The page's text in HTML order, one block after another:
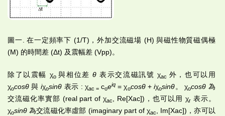
圖一. 在一定頻率下 (1/T)，外加交流磁場 (H) 與磁性物質磁偶極
(M) 的時間差 (Δt) 及震幅差 (Vpp)。
除了以震幅 χo與相位差θ表示交流磁訊號 χac 外，也可以用
χocosθ 與iχosinθ 表示 : χac = coeiq= χocosθ+iχosinθ。 χocosθ 為
交流磁化率實部 (real part of χac , Re[Xac])，也可以用 χr表示。
χosinθ 為交流磁化率虛部 (imaginary part of χac
, Im[Xac])，亦可以